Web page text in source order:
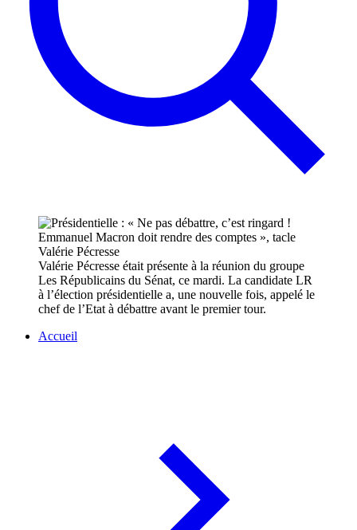
Valérie Pécresse était présente à la réunion du groupe
Les Républicains du Sénat, ce mardi. La candidate LR
à l’élection présidentielle a, une nouvelle fois, appelé le
chef de l’Etat à débattre avant le premier tour.
Accueil